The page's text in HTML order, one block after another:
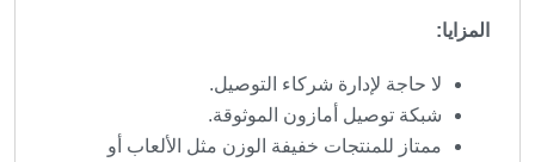
المزايا:
لا حاجة لإدارة شركاء التوصيل.
شبكة توصيل أمازون الموثوقة.
ممتاز للمنتجات خفيفة الوزن مثل الألعاب أو